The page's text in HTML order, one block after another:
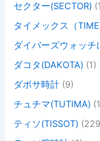
セクター(SECTOR)
タイメックス（
ダイバーズウォッチ
ダコタ(DAKOTA) (1)
ダボサ時計 (9)
チュチマ(TUTIMA)
ティソ(TISSOT)